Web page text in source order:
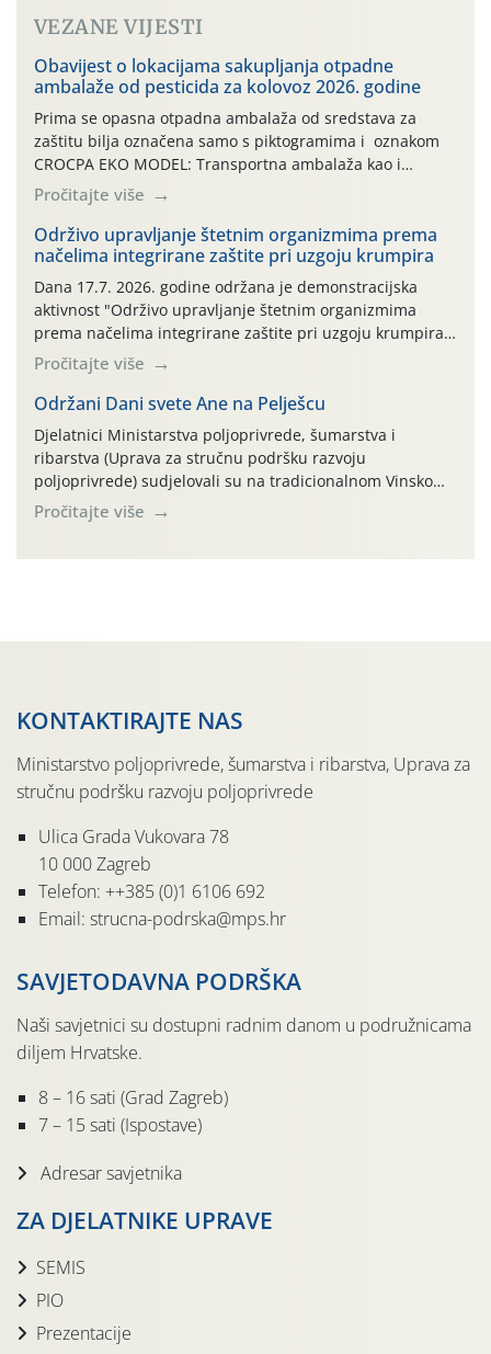
VEZANE VIJESTI
Obavijest o lokacijama sakupljanja otpadne
ambalaže od pesticida za kolovoz 2026. godine
Prima se opasna otpadna ambalaža od sredstava za
zaštitu bilja označena samo s piktogramima i oznakom
CROCPA EKO MODEL: Transportna ambalaža kao i
ambalaža drugih proizvoda koji nisu sredstva za zaštitu
bilja (npr. ambalaža od mineralnih gnojiva,) se ne
prihvaća. Korisnicima je osiguran besplatni povrat
prazne ambalaže isključivo ovih tvrtki: AGROCHEM-MAKS,
AGRONOM, ALBAUGH TKI* (PINUS […]
Pročitajte više
Održivo upravljanje štetnim organizmima prema
načelima integrirane zaštite pri uzgoju krumpira
Dana 17.7. 2026. godine održana je demonstracijska
aktivnost "Održivo upravljanje štetnim organizmima
prema načelima integrirane zaštite pri uzgoju krumpira"
na pokusnom polju "Poredje", kraj naselja Belica (ARKOD
parcela ID 2445031) (središnji dio Međimurske županije).
Pročitajte više
Održani Dani svete Ane na Pelješcu
Djelatnici Ministarstva poljoprivrede, šumarstva i
ribarstva (Uprava za stručnu podršku razvoju
poljoprivrede) sudjelovali su na tradicionalnom Vinskom
forumu, održanom 24.07.2026. godine u Domu vinarske
tradicije u Putnikovićima na poluotoku Pelješcu, u
Pročitajte više
KONTAKTIRAJTE NAS
Ministarstvo poljoprivrede, šumarstva i ribarstva, Uprava za
stručnu podršku razvoju poljoprivrede
Ulica Grada Vukovara 78
10 000 Zagreb
Telefon: ++385 (0)1 6106 692
Email: strucna-podrska@mps.hr
SAVJETODAVNA PODRŠKA
Naši savjetnici su dostupni radnim danom u podružnicama
diljem Hrvatske.
8 – 16 sati (Grad Zagreb)
7 – 15 sati (Ispostave)
Adresar savjetnika
ZA DJELATNIKE UPRAVE
SEMIS
PIO
Prezentacije